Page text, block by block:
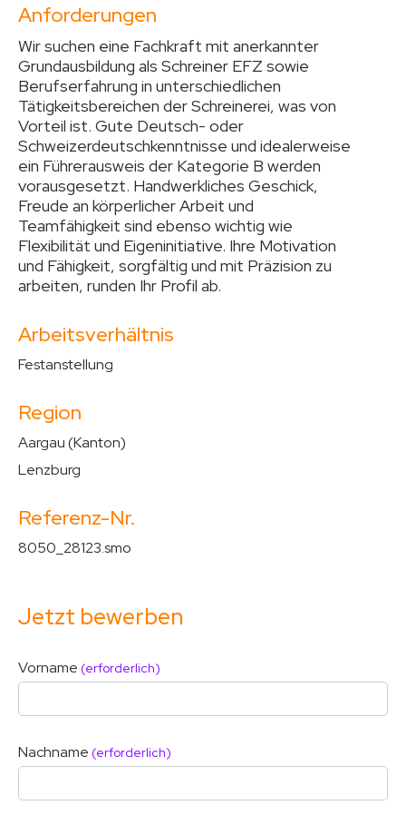
Anforderungen
Wir suchen eine Fachkraft mit anerkannter
Grundausbildung als Schreiner EFZ sowie
Berufserfahrung in unterschiedlichen
Tätigkeitsbereichen der Schreinerei, was von
Vorteil ist. Gute Deutsch- oder
Schweizerdeutschkenntnisse und idealerweise
ein Führerausweis der Kategorie B werden
vorausgesetzt. Handwerkliches Geschick,
Freude an körperlicher Arbeit und
Teamfähigkeit sind ebenso wichtig wie
Flexibilität und Eigeninitiative. Ihre Motivation
und Fähigkeit, sorgfältig und mit Präzision zu
arbeiten, runden Ihr Profil ab.
Arbeitsverhältnis
Festanstellung
Region
Aargau (Kanton)
Lenzburg
Referenz-Nr.
8050_28123.smo
Jetzt bewerben
Vorname (erforderlich)
Nachname (erforderlich)